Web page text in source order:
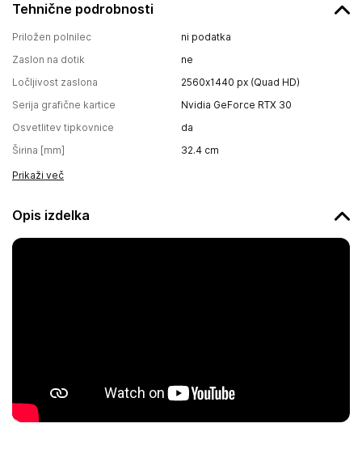
Tehnične podrobnosti
Priložen polnilec
ni podatka
Zaslon na dotik
ne
Ločljivost zaslona
2560x1440 px (Quad HD)
Serija grafične kartice
Nvidia GeForce RTX 30
Osvetlitev tipkovnice
da
Širina [mm]
32.4 cm
Prikaži več
Opis izdelka